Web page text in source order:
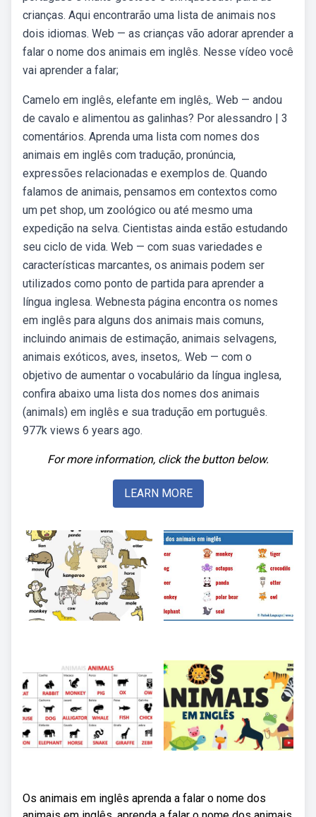
crianças. Aqui encontrarão uma lista de animais nos
dois idiomas. Web — as crianças vão adorar aprender a
falar o nome dos animais em inglês. Nesse vídeo você
vai aprender a falar;
Camelo em inglês, elefante em inglês,. Web — andou
de cavalo e alimentou as galinhas? Por alessandro | 3
comentários. Aprenda uma lista com nomes dos
animais em inglês com tradução, pronúncia,
expressões relacionadas e exemplos de. Quando
falamos de animais, pensamos em contextos como
um pet shop, um zoológico ou até mesmo uma
expedição na selva. Cientistas ainda estão estudando
seu ciclo de vida. Web — com suas variedades e
características marcantes, os animais podem ser
utilizados como ponto de partida para aprender a
língua inglesa. Webnesta página encontra os nomes
em inglês para alguns dos animais mais comuns,
incluindo animais de estimação, animais selvagens,
animais exóticos, aves, insetos,. Web — com o
objetivo de aumentar o vocabulário da língua inglesa,
confira abaixo uma lista dos nomes dos animais
(animals) em inglês e sua tradução em português.
977k views 6 years ago.
For more information, click the button below.
LEARN MORE
Os animais em inglês aprenda a falar o nome dos